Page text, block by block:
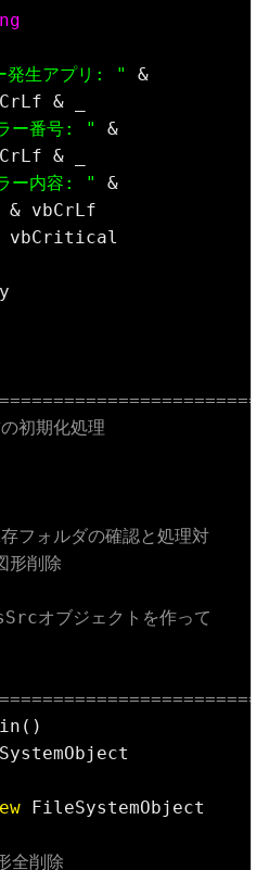
発生アプリ: "
& _
ー番号: "
& _
ー内容: "
vbCrLf
vbCritical
初期化処理
ォルダの確認と処理対
形削除
オブジェクトを作って
FileSystemObject
全削除